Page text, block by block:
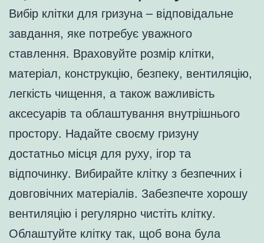
Вибір клітки для гризуна – відповідальне
завдання, яке потребує уважного
ставлення. Враховуйте розмір клітки,
матеріал, конструкцію, безпеку, вентиляцію,
легкість чищення, а також важливість
аксесуарів та облаштування внутрішнього
простору. Надайте своєму гризуну
достатньо місця для руху, ігор та
відпочинку. Вибирайте клітку з безпечних і
довговічних матеріалів. Забезпечте хорошу
вентиляцію і регулярно чистіть клітку.
Облаштуйте клітку так, щоб вона була